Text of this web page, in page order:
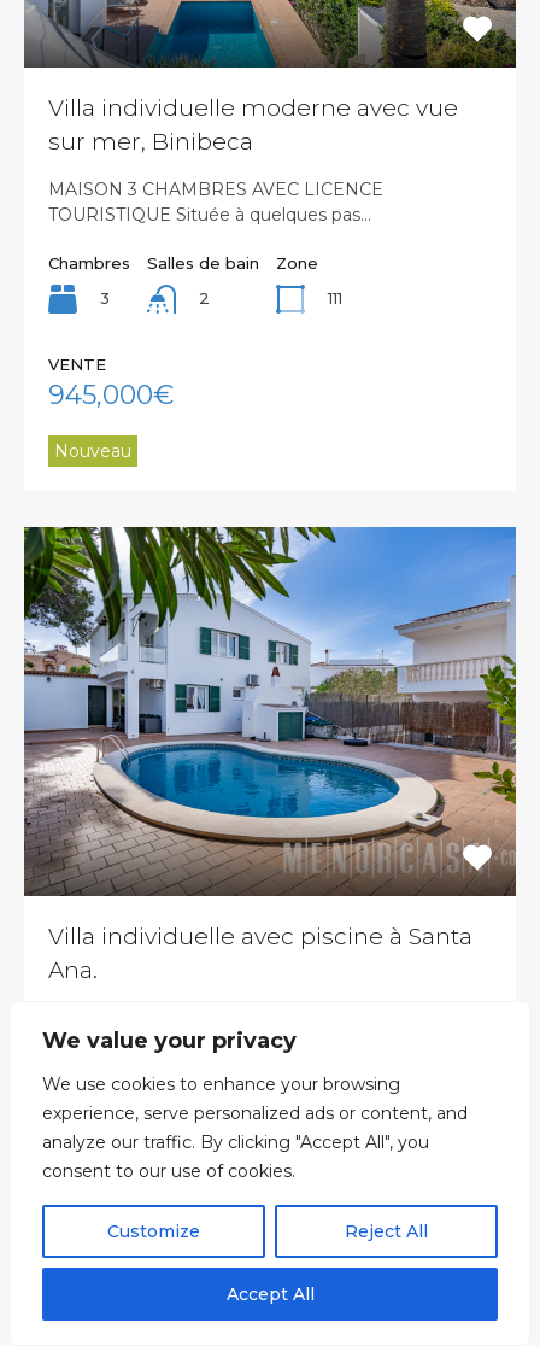
We value your privacy
We use cookies to enhance your browsing
experience, serve personalized ads or content, and
analyze our traffic. By clicking "Accept All", you
consent to our use of cookies.
Customize Reject All
Accept All
Villa individuelle moderne avec vue
sur mer, Binibeca
MAISON 3 CHAMBRES AVEC LICENCE
TOURISTIQUE Située à quelques pas…
Chambres
3
Salles de bain
2
Zone
111
VENTE
945,000€
Nouveau
Villa individuelle avec piscine à Santa
Ana.
MARCHE DE CALAS…
Chambres
Salles de bain
Zone
625,000€